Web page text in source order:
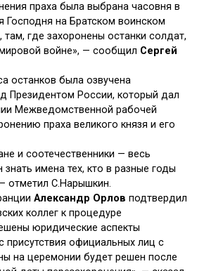
праха была выбрана часовня в
Господня на Братском воинском
где захоронены останки солдат,
войне», — сообщил Сергей
останков была озвучена
Президентом России, который дал
Межведомственной рабочей
праха великого князя и его
и соотечественники — весь
имена тех, кто в разные годы
отметил С.Нарышкин.
Александр Орлов подтвердил
коллег к процедуре
юридические аспекты
присутствия официальных лиц с
на церемонии будет решен после